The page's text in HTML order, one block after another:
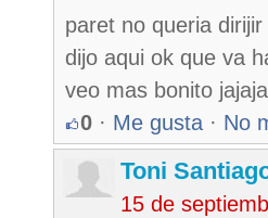
paret no queria
dijo aqui ok que va
veo mas bonito jajaja
0 · Me gusta · No
Toni
15 de